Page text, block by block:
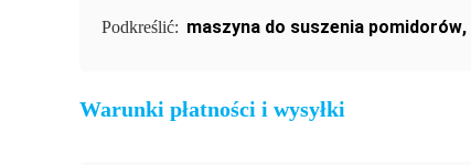
Podkreślić: maszyna do suszenia pomidorów,
Warunki płatności i wysyłki